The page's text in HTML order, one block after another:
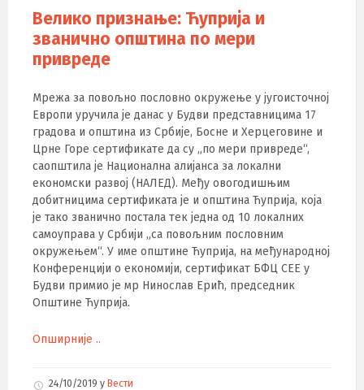
Велико признање: Ћуприја и
званично општина по мери
привреде
Мрежа за повољно пословно окружење у југоисточној
Европи уручила је данас у Будви представницима 17
градова и општина из Србије, Босне и Херцеговине и
Црне Горе сертификате да су „по мери привреде“,
саопштила је Национална алијанса за локални
економски развој (НАЛЕД). Међу овогодишњим
добитницима сертификата је и општина Ћуприја, која
је тако званично постала тек једна од 10 локалних
самоуправа у Србији „са повољним пословним
окружењем“. У име општине Ћуприја, на међународној
Конференцији о економији, сертификат БФЦ СЕЕ у
Будви примио је мр Нинослав Ерић, председник
Општине Ћуприја.
Опширније ..
24/10/2019 у Вести